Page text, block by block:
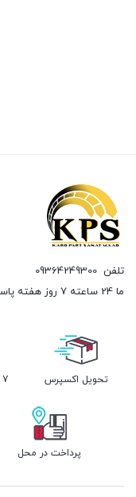
تلفن 09364249300
ما 24 ساعته 7 روز هفته پاسخگوی شما هستیم.
تحویل اکسپرس
پرداخت در محل